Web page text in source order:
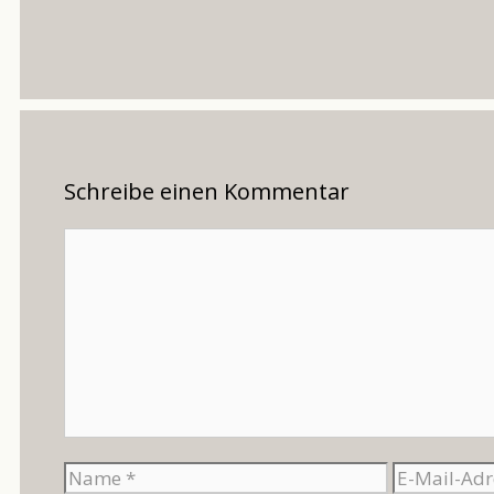
Schreibe einen Kommentar
Name
E-